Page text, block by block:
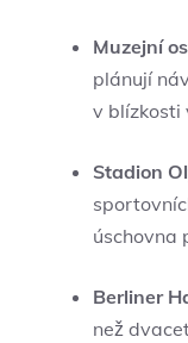
Muzejní
plánují
v blízkosti
Stadion
úschovna
Berliner
než